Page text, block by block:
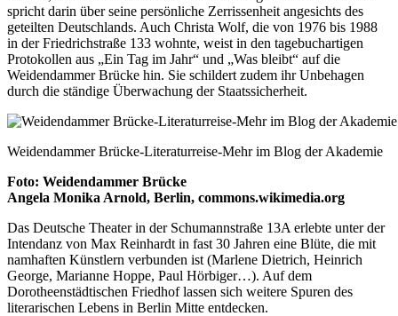
spricht darin über seine persönliche Zerrissenheit angesichts des
geteilten Deutschlands. Auch Christa Wolf, die von 1976 bis 1988
in der Friedrichstraße 133 wohnte, weist in den tagebuchartigen
Protokollen aus „Ein Tag im Jahr“ und „Was bleibt“ auf die
Weidendammer Brücke hin. Sie schildert zudem ihr Unbehagen
durch die ständige Überwachung der Staatssicherheit.
Weidendammer Brücke-Literaturreise-Mehr im Blog der Akademie
Foto: Weidendammer Brücke
Angela Monika Arnold, Berlin, commons.wikimedia.org
Das Deutsche Theater in der Schumannstraße 13A erlebte unter der
Intendanz von Max Reinhardt in fast 30 Jahren eine Blüte, die mit
namhaften Künstlern verbunden ist (Marlene Dietrich, Heinrich
George, Marianne Hoppe, Paul Hörbiger…). Auf dem
Dorotheenstädtischen Friedhof lassen sich weitere Spuren des
literarischen Lebens in Berlin Mitte entdecken.